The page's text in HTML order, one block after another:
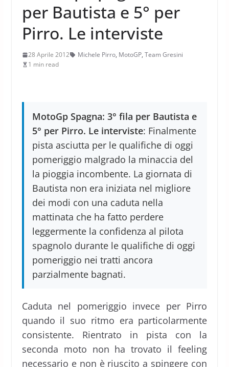
per Bautista e 5° per
Pirro. Le interviste
28 Aprile 2012 Michele Pirro, MotoGP, Team Gresini
1 min read
MotoGp Spagna: 3° fila per Bautista e
5° per Pirro. Le interviste: Finalmente
pista asciutta per le qualifiche di oggi
pomeriggio malgrado la minaccia del
la pioggia incombente. La giornata di
Bautista non era iniziata nel migliore
dei modi con una caduta nella
mattinata che ha fatto perdere
leggermente la confidenza al pilota
spagnolo durante le qualifiche di oggi
pomeriggio nei tratti ancora
parzialmente bagnati.
Caduta nel pomeriggio invece per Pirro
quando il suo ritmo era particolarmente
consistente. Rientrato in pista con la
seconda moto non ha trovato il feeling
necessario e non è riuscito a spingere con